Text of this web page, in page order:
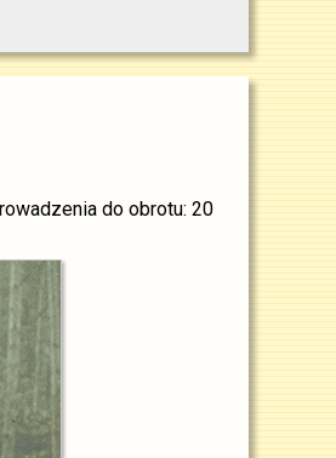
do obrotu: 20